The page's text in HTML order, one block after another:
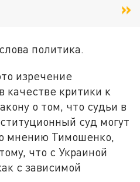
политика.
изречение
качестве критики к
о том, что судьи в
суд могут
мнению Тимошенко,
что с Украиной
с зависимой